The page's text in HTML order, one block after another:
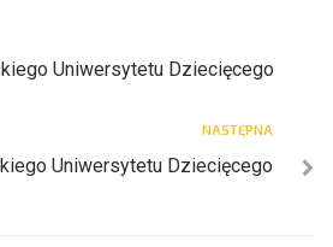
Uniwersytetu Dziecięcego
NASTĘPNA
Uniwersytetu Dziecięcego